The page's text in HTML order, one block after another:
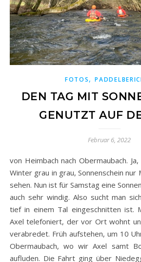
FOTOS,
DEN TAG MIT
GENUTZT AUF
Februar 6, 2022
von Heimbach nach Obermaubach. Ja, seit Wochen ist der
Winter grau in grau, Sonnenschein nur
sehen. Nun ist für Samstag eine
auch sehr windig. Also sucht man
tief in einem Tal eingeschnitten ist.
Axel telefoniert, der vor Ort wohnt
verabredet. Früh aufstehen, um 10
Obermaubach, wo wir Axel samt
aufluden. Die Fahrt ging über